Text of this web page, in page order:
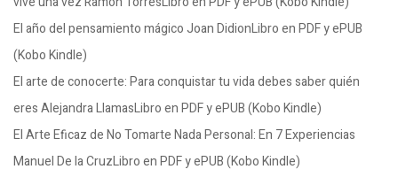
El año del pensamiento mágico Joan DidionLibro en PDF y ePUB
(Kobo Kindle)
El arte de conocerte: Para conquistar tu vida debes saber quién
eres Alejandra LlamasLibro en PDF y ePUB (Kobo Kindle)
El Arte Eficaz de No Tomarte Nada Personal: En 7 Experiencias
Manuel De la CruzLibro en PDF y ePUB (Kobo Kindle)